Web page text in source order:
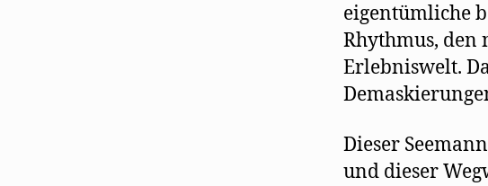
eigentümliche
Rhythmus, den
Erlebniswelt.
Dieser
und dieser